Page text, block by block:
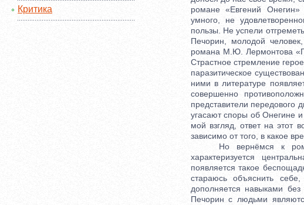
Критика
романе «Евгений Онегин»
умного, не
пользы. Не успели
Печорин, молодой
романа М.Ю. Лермонтова
Страстное стремление
паразитическое
ними в литературе
совершенно
представители
угасают споры об Онегине
мой взгляд, ответ на этот
зависимо от того, в какое
Но вернёмся к роману
характеризуется
появляется такое
стараюсь объяснить
дополняется навыками
Печорин с людьми